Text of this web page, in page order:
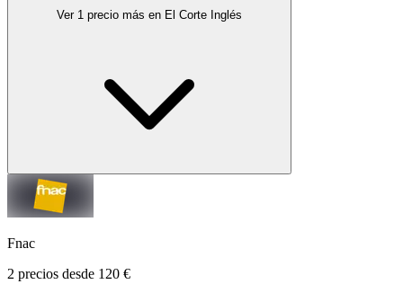
Ver 1 precio más en El Corte Inglés
Fnac
2 precios desde 120 €